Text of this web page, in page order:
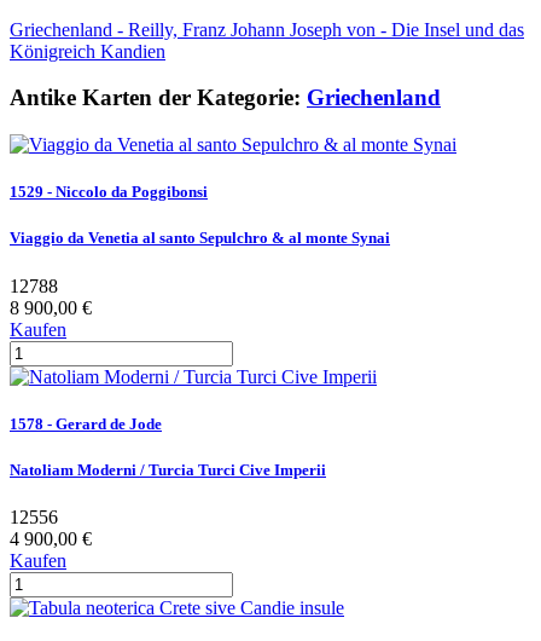
Griechenland - Reilly, Franz Johann Joseph von - Die Insel und das
Königreich Kandien
Antike Karten der Kategorie: Griechenland
1529 - Niccolo da Poggibonsi
Viaggio da Venetia al santo Sepulchro & al monte Synai
12788
8 900,00 €
Kaufen
1578 - Gerard de Jode
Natoliam Moderni / Turcia Turci Cive Imperii
12556
4 900,00 €
Kaufen